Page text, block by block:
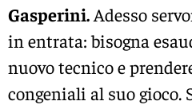
Gasperini.Adesso
in entrata: bisogna
nuovo tecnico e
congeniali al suo gioco.